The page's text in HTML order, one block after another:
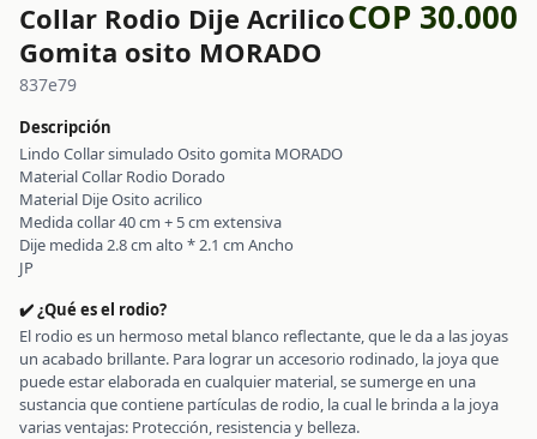
Collar Rodio Dije Acrilico
Gomita osito MORADO
COP 30.000
837e79
Descripción
Lindo Collar simulado Osito gomita MORADO
Material Collar Rodio Dorado
Material Dije Osito acrilico
Medida collar 40 cm + 5 cm extensiva
Dije medida 2.8 cm alto * 2.1 cm Ancho
JP
✔️ ¿Qué es el rodio?
El rodio es un hermoso metal blanco reflectante, que le da a las joyas
un acabado brillante. Para lograr un accesorio rodinado, la joya que
puede estar elaborada en cualquier material, se sumerge en una
sustancia que contiene partículas de rodio, la cual le brinda a la joya
varias ventajas: Protección, resistencia y belleza.